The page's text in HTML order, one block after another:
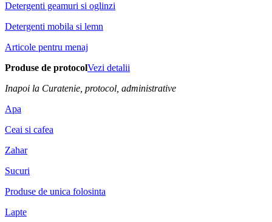
Detergenti geamuri si oglinzi
Detergenti mobila si lemn
Articole pentru menaj
Produse de protocolVezi detalii
Inapoi la Curatenie, protocol, administrative
Apa
Ceai si cafea
Zahar
Sucuri
Produse de unica folosinta
Lapte